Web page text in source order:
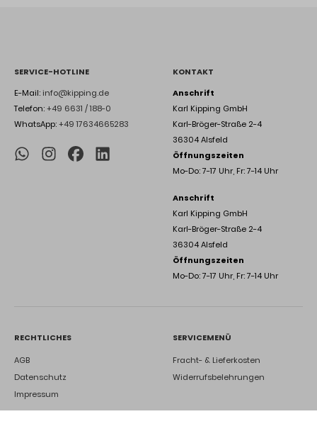
SERVICE-HOTLINE
E-Mail:info@kipping.de
Telefon:+49 6631 / 188-0
WhatsApp:+49 17634665283
KONTAKT
Anschrift
Karl Kipping GmbH
Karl-Bröger-Straße 2-4
36304 Alsfeld
Öffnungszeiten
Mo-Do: 7-17 Uhr, Fr: 7-14 Uhr
Anschrift
Karl Kipping GmbH
Karl-Bröger-Straße 2-4
36304 Alsfeld
Öffnungszeiten
Mo-Do: 7-17 Uhr, Fr: 7-14 Uhr
RECHTLICHES
AGB
Datenschutz
Impressum
SERVICEMENÜ
Fracht- & Lieferkosten
Widerrufsbelehrungen